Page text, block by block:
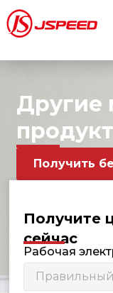
Другие
Получить
Получите
сейчас
Рабочая